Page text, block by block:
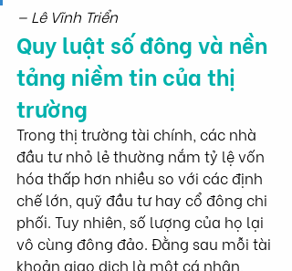
— Lê Vĩnh Triển
Quy luật số đông và nền
tảng niềm tin của thị
trường
Trong thị trường tài chính, các nhà
đầu tư nhỏ lẻ thường nắm tỷ lệ vốn
hóa thấp hơn nhiều so với các định
chế lớn, quỹ đầu tư hay cổ đông chi
phối. Tuy nhiên, số lượng của họ lại
vô cùng đông đảo. Đằng sau mỗi tài
khoản giao dịch là một cá nhân,